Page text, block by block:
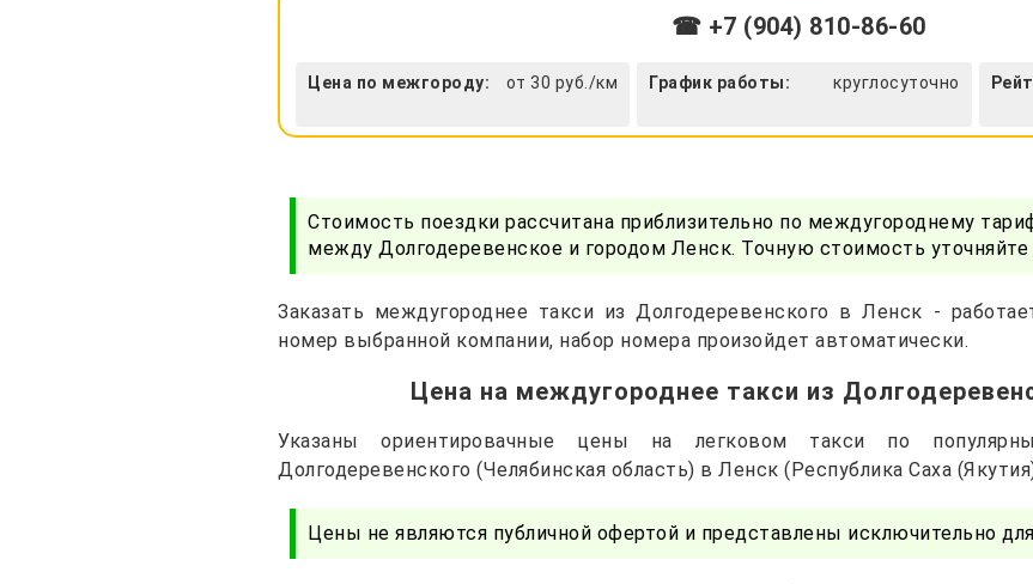
☎ +7 (904) 810-86-60
Цена по межгороду: от 30 руб./км График работы: круглосуточно
Стоимость поездки рассчитана приблизительно по междугороднему
между Долгодеревенское и городом Ленск. Точную стоимость уточняйте
Заказать междугороднее такси из Долгодеревенского в Ленск -
номер выбранной компании, набор номера произойдет автоматически.
Цена на междугороднее такси из
Указаны ориентировачные цены на легковом такси по
Долгодеревенского (Челябинская область) в Ленск (Республика Саха
Цены не являются публичной офертой и представлены исключительно